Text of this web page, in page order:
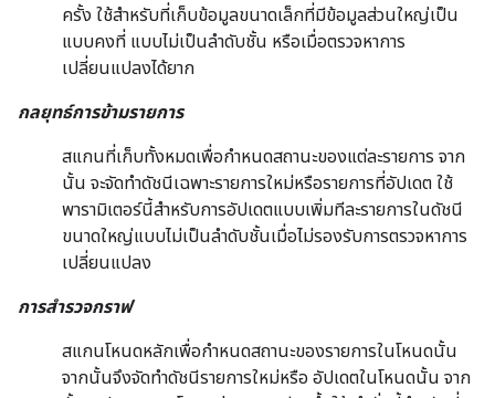
ครั้ง ใช้สำหรับที่เก็บข้อมูลขนาดเล็กที่มีข้อมูลส่วนใหญ่เป็น
แบบคงที่ แบบไม่เป็นลำดับชั้น หรือเมื่อตรวจหาการ
เปลี่ยนแปลงได้ยาก
กลยุทธ์การข้ามรายการ
สแกนที่เก็บทั้งหมดเพื่อกำหนดสถานะของแต่ละรายการ จาก
นั้น จะจัดทำดัชนีเฉพาะรายการใหม่หรือรายการที่อัปเดต ใช้
พารามิเตอร์นี้สำหรับการอัปเดตแบบเพิ่มทีละรายการในดัชนี
ขนาดใหญ่แบบไม่เป็นลำดับชั้นเมื่อไม่รองรับการตรวจหาการ
เปลี่ยนแปลง
การสำรวจกราฟ
สแกนโหนดหลักเพื่อกำหนดสถานะของรายการในโหนดนั้น
จากนั้นจึงจัดทำดัชนีรายการใหม่หรือ อัปเดตในโหนดนั้น จาก